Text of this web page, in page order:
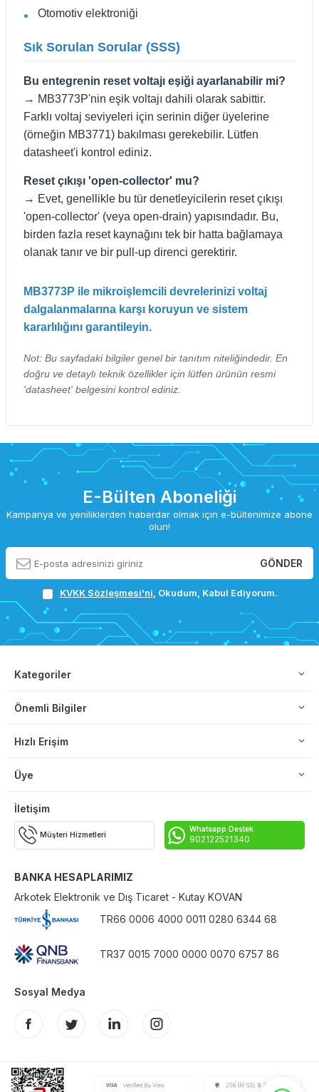
Otomotiv elektroniği
Sık Sorulan Sorular (SSS)
Bu entegrenin reset voltajı eşiği ayarlanabilir mi?
→ MB3773P'nin eşik voltajı dahili olarak sabittir.
Farklı voltaj seviyeleri için serinin diğer üyelerine
(örneğin MB3771) bakılması gerekebilir. Lütfen
datasheet'i kontrol ediniz.
Reset çıkışı 'open-collector' mu?
→ Evet, genellikle bu tür denetleyicilerin reset çıkışı
'open-collector' (veya open-drain) yapısındadır. Bu,
birden fazla reset kaynağını tek bir hatta bağlamaya
olanak tanır ve bir pull-up direnci gerektirir.
MB3773P ile mikroişlemcili devrelerinizi voltaj
dalgalanmalarına karşı koruyun ve sistem
kararlılığını garantileyin.
Not: Bu sayfadaki bilgiler genel bir tanıtım niteliğindedir. En
doğru ve detaylı teknik özellikler için lütfen ürünün resmi
'datasheet' belgesini kontrol ediniz.
E-Bülten Aboneliği
Kampanya ve yeniliklerden haberdar olmak için e-bültenimize abone
olun!
GÖNDER
KVKK Sözleşmesi'ni , Okudum, Kabul Ediyorum.
Kategoriler
Önemli Bilgiler
Hızlı Erişim
Üye
İletişim
Müşteri Hizmetleri
Whatsapp Destek
902122521340
BANKA HESAPLARIMIZ
Arkotek Elektronik ve Dış Ticaret - Kutay KOVAN
TR66 0006 4000 0011 0280 6344 68
TR37 0015 7000 0000 0070 6757 86
Sosyal Medya